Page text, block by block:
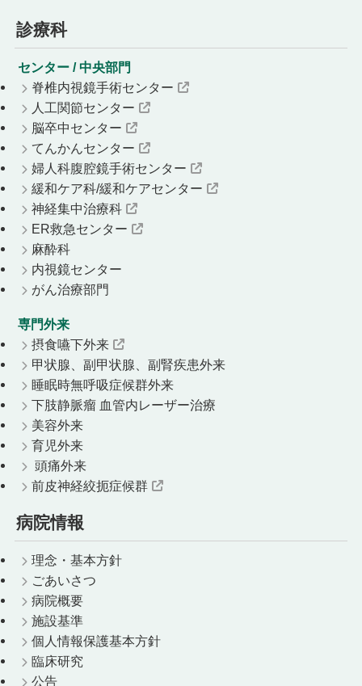
診療科
センター / 中央部門
脊椎内視鏡手術センター
人工関節センター
脳卒中センター
てんかんセンター
婦人科腹腔鏡手術センター
緩和ケア科/緩和ケアセンター
神経集中治療科
ER救急センター
麻酔科
内視鏡センター
がん治療部門
専門外来
摂食嚥下外来
甲状腺、副甲状腺、副腎疾患外来
睡眠時無呼吸症候群外来
下肢静脈瘤 血管内レーザー治療
美容外来
育児外来
頭痛外来
前皮神経絞扼症候群
病院情報
理念・基本方針
ごあいさつ
病院概要
施設基準
個人情報保護基本方針
臨床研究
公告